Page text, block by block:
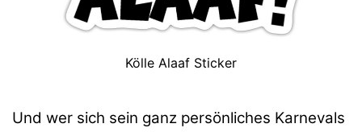
Kölle Alaaf Sticker
Und wer sich sein ganz persönliches Karnevals